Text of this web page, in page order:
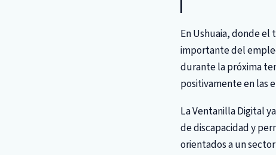
En Ushuaia, donde
importante del
durante la próxima
positivamente en las
La Ventanilla Digital
de discapacidad y
orientados a un